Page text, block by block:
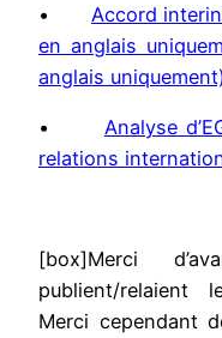
• Accord
en anglais
anglais
• Analyse
relations
[box]Merci
publient/relaient
Merci cependant